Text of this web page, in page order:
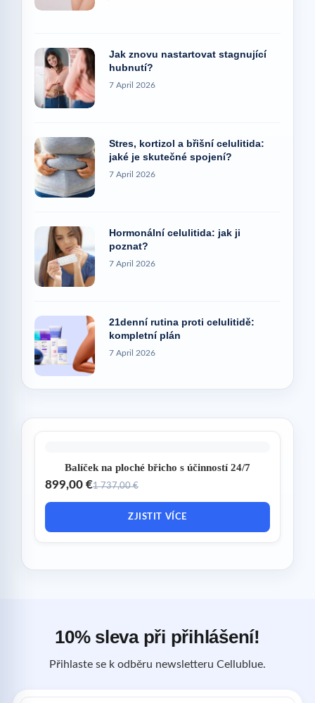
Jak znovu nastartovat stagnující
hubnutí?
7 April 2026
Stres, kortizol a břišní celulitida:
jaké je skutečné spojení?
7 April 2026
Hormonální celulitida: jak ji
poznat?
7 April 2026
21denní rutina proti celulitidě:
kompletní plán
7 April 2026
Balíček na ploché břicho s účinností 24/7
899,00 €1 737,00 €
ZJISTIT VÍCE
10% sleva při přihlášení!
Přihlaste se k odběru newsletteru Cellublue.
E-